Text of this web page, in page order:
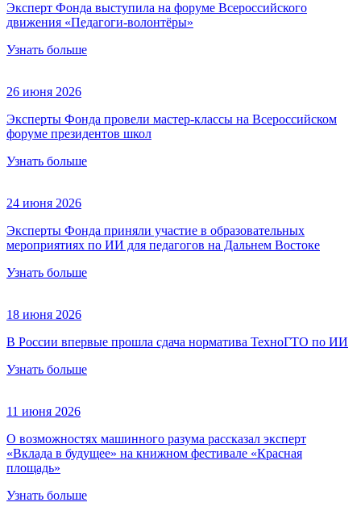
Эксперт Фонда выступила на форуме Всероссийского
движения «Педагоги-волонтёры»
Узнать больше
26 июня 2026
Эксперты Фонда провели мастер-классы на Всероссийском
форуме президентов школ
Узнать больше
24 июня 2026
Эксперты Фонда приняли участие в образовательных
мероприятиях по ИИ для педагогов на Дальнем Востоке
Узнать больше
18 июня 2026
В России впервые прошла сдача норматива ТехноГТО по ИИ
Узнать больше
11 июня 2026
О возможностях машинного разума рассказал эксперт
«Вклада в будущее» на книжном фестивале «Красная
площадь»
Узнать больше